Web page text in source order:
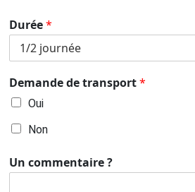
Durée*
Demande de transport*
Oui
Non
Un commentaire ?